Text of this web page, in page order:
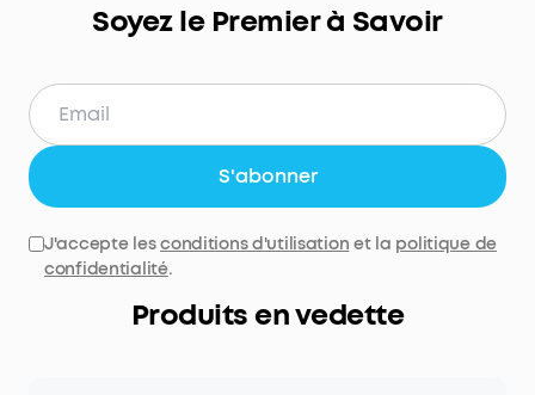
Soyez le Premier à Savoir
S'abonner
J'accepte lesconditions d'utilisation et la politique de
confidentialité.
Produits en vedette